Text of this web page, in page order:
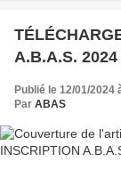
NOCTURNE...
A.B.A.S. 2024
Publié le 12/01/2024
Par ABAS